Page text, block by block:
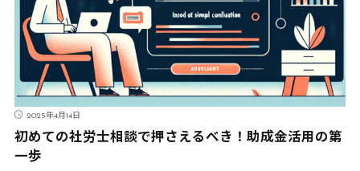
2025年4月14日
初めての社労士相談で押さえるべき！助成金活用の第
一歩